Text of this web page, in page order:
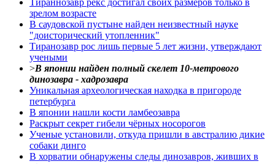
Тираннозавр рекс достигал своих размеров только в
зрелом возрасте
В саудовской пустыне найден неизвестный науке
"доисторический утопленник"
Тиранозавр рос лишь первые 5 лет жизни, утверждают
учеными
>В японии найден полный скелет 10-метрового
динозавра - хадрозавра
Уникальная археологическая находка в пригороде
петербурга
В японии нашли кости ламбеозавра
Раскрыт секрет гибели чёрных носорогов
Ученые установили, откуда пришли в австралию дикие
собаки динго
В хорватии обнаружены следы динозавров, живших в